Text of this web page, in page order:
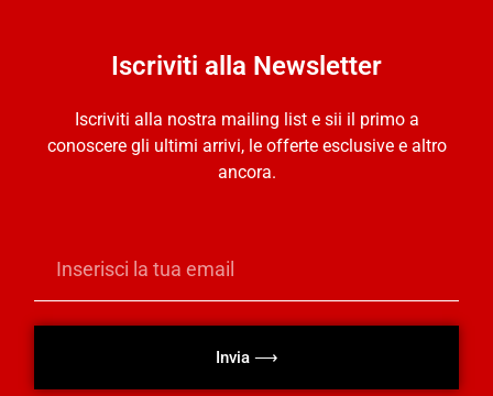
Iscriviti alla Newsletter
Iscriviti alla nostra mailing list e sii il primo a
conoscere gli ultimi arrivi, le offerte esclusive e altro
ancora.
Invia ⟶